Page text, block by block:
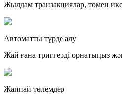
Жылдам транзакциялар, төмен
Автоматты түрде алу
Жай ғана триггерді орнатыңыз
Жаппай төлемдер